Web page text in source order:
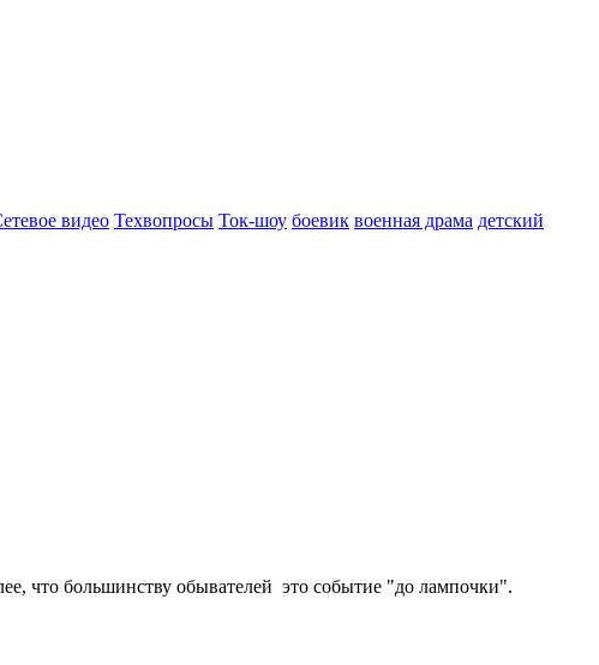
видео Техвопросы Ток-шоу боевик военная драма детский
что большинству обывателей это событие "до лампочки".